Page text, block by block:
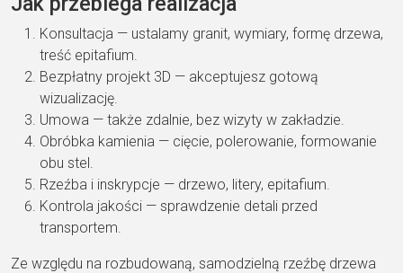
Konsultacja — ustalamy granit, wymiary, formę drzewa,
treść epitafium.
Bezpłatny projekt 3D — akceptujesz gotową
wizualizację.
Umowa — także zdalnie, bez wizyty w zakładzie.
Obróbka kamienia — cięcie, polerowanie, formowanie
obu stel.
Rzeźba i inskrypcje — drzewo, litery, epitafium.
Kontrola jakości — sprawdzenie detali przed
transportem.
Ze względu na rozbudowaną, samodzielną rzeźbę drzewa